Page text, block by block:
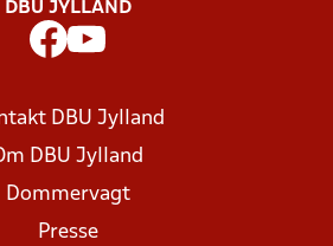
DBU JYLLAND
DBU Jylland
DBU Jylland
Dommervagt
Presse